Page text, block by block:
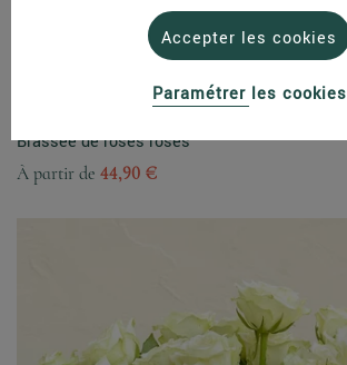
Brassée de roses roses
À partir de 44,90 €
Accepter les cookies
Paramétrer les cookies